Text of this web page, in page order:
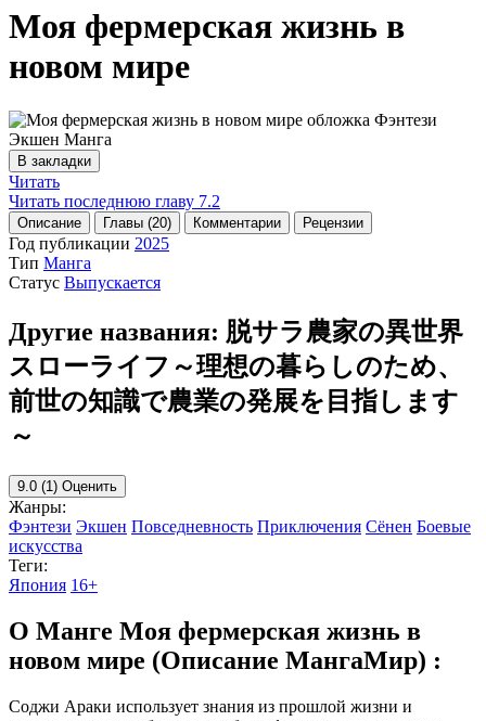
Моя фермерская жизнь в
новом мире
В закладки
Читать
Читать последнюю главу 7.2
Описание Главы (20) Комментарии Рецензии
Год публикации 2025
Тип Манга
Статус Выпускается
Другие названия: 脱サラ農家の異世界
スローライフ～理想の暮らしのため、
前世の知識で農業の発展を目指します
～
9.0 (1) Оценить
Жанры:
Фэнтези Экшен Повседневность Приключения Сёнен Боевые
искусства
Теги:
Япония 16+
О Манге Моя фермерская жизнь в
новом мире (Описание МангаМир) :
Соджи Араки использует знания из прошлой жизни и